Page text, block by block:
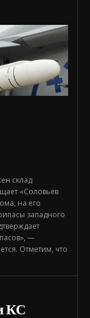
склад
«Соловьев
на его
западного
—
Отметим, что
КС